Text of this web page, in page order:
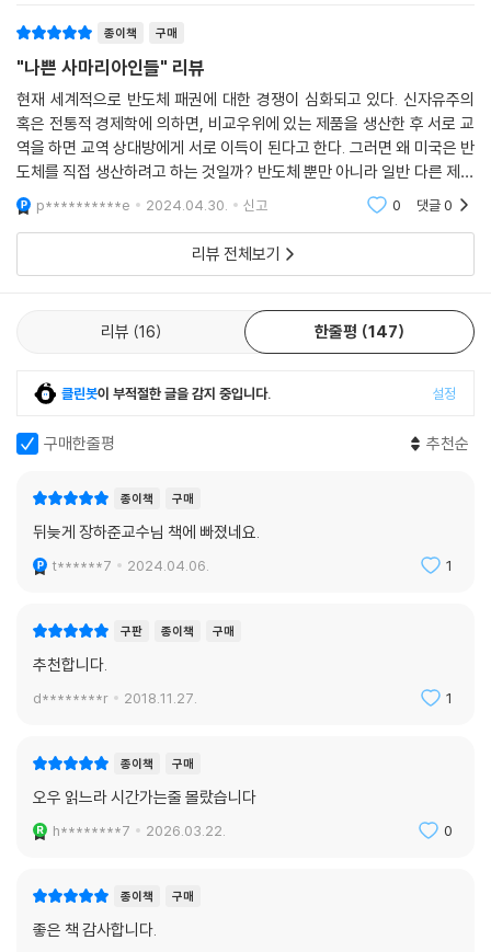
부가가치가 높은 강철 대신에 부가가치가 낮은 선철과 철봉 제조에 매달리
품을 자국이나 해외로 수출하는 것을 금지했다. 영국은 당시 영국산 면직
물보다 품질이 우수했던 인도산 면직물(캘리코)의 수입을 금지했으며, 16
99년에는 (양모조례를 통해) 식민지들이 다른 나라로 모직물을 수출하는
것을 금지함으로써 아일랜드의 모직물 산업을 파괴하고 미국 내 모직물 산
업의 출현을 막았다. 최종적으로 영국은 식민지에 대해 1차 상품의 생산을
장려하는 정책을 펼쳤다.
---p.93
무역 국가였다. 그럼에도 미국 경제는 빠르게 성장했다. 스위스 출신의 유
명한 경제 역사학자 폴 베어록은 (1846~1861년 사이에) 미국 경제에서
영향을 미치지는 않았다고 지적한다. 일부 자유무역주의 경제학자들은 미
부존자원과 넓은 국내 시장, 그리고 낮은 문맹률 등 성장에 유리한 조건이
을 거의 갖추지 못한 많은 나라들 역시 보호 무역 장벽 뒤에서 빠르게 성장
했다는 사실을 고려하면 이런 반론은 설득력을 잃게 된다. 간단히 말해 독
일, 스웨덴, 프랑스, 핀란드, 오스트리아, 일본, 대만, 한국의 경우를 생각
해 보라. 제2차 세계 대전 이후 (공업 분야에서는 어느 누구도 도전할 수 없
를 대대적으로 옹호하기 시작했다. 그러나 미국은 단 한 차례도 (1860~1
932년 사이) 자유무역주의 시기의 영국만큼 강력하게 자유 무역을 실시
국은 필요하면 언제든 관세 외의 다른 보호주의 정책을 서슴없이 사용하였
후에도 미국 정부는 연구개발 지원과 같은 여타의 수단으로 핵심 산업을
장려했다. 1950년대에서 1990년대 중반까지만 해도 미국 연방 정부의 지
‘정부 주도형’ 국가에서 볼 수 있는 20% 남짓 되는 수치를 크게 웃도는 것
---p.106~107
그래도 여전히 누군가는 물을지 모른다. “여기에 제시된 대안이 현실적으
로 가능하다고 생각하느냐?”라고. 그 판단은 각자가 하자. 다만 이 책 말미
의 다음 말은 기억해 두자. “부자 나라들이 과거에 나쁜 사마리아인들처럼
행동하지 않은 적이 있다는 사실은 우리에게 희망을 준다. 그 역사적인 시
기는 경제적으로도 훌륭한 결과를 낳았다. 개발도상국 세계는 그 이전과
그 이후를 통틀어 경제적으로 가장 높은 성과를 올렸다. 그 경험에서 교훈
을 찾는 것은 우리의 도덕적 의무이다.”
종이책 구매
"나쁜 사마리아인들" 리뷰
현재 세계적으로 반도체 패권에 대한 경쟁이 심화되고 있다. 신자유주의
혹은 전통적 경제학에 의하면, 비교우위에 있는 제품을 생산한 후 서로 교
역을 하면 교역 상대방에게 서로 이득이 된다고 한다. 그러면 왜 미국은 반
도체를 직접 생산하려고 하는 것일까? 반도체 뿐만 아니라 일반 다른 제품
에 대해서 자국산업 보호를 위해 반 덤핑법 등을 제정하는 것일까?이 책의
주요 요지 중
p**********e 2024.04.30. 신고 0 댓글0
리뷰 전체보기
리뷰 16 한줄평 147
클린봇이 부적절한 글을 감지 중입니다. 설정
구매한줄평 추천순
종이책 구매
뒤늦게 장하준교수님 책에 빠졌네요.
t******7 2024.04.06. 1
구판 종이책 구매
추천합니다.
d********r 2018.11.27. 1
종이책 구매
오우 읽느라 시간가는줄 몰랐습니다
h********7 2026.03.22. 0
종이책 구매
좋은 책 감사합니다.